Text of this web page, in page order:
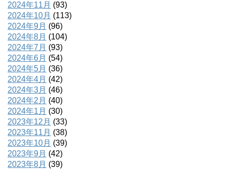
2024年11月 (93)
2024年10月 (113)
2024年9月 (96)
2024年8月 (104)
2024年7月 (93)
2024年6月 (54)
2024年5月 (36)
2024年4月 (42)
2024年3月 (46)
2024年2月 (40)
2024年1月 (30)
2023年12月 (33)
2023年11月 (38)
2023年10月 (39)
2023年9月 (42)
2023年8月 (39)